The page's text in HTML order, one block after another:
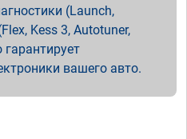
(Launch,
Kess 3, Autotuner,
гарантирует
вашего авто.